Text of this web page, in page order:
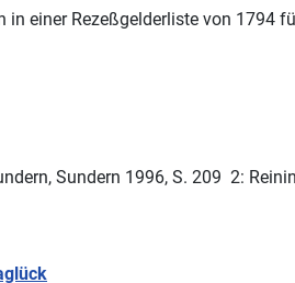
in einer Rezeßgelderliste von
, Sundern 1996, S. 209 2: